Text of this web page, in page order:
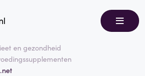
en gezondheid